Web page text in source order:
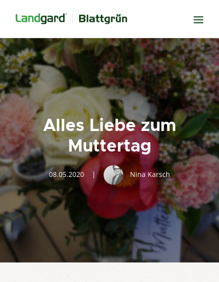
Neugier
Inspiration
Verbundenheit
Transparenz
Freude
Erfolg
Miteinander
Wissen
Suche
Alles Liebe zum
Muttertag
08.05.2020 | Nina Karsch